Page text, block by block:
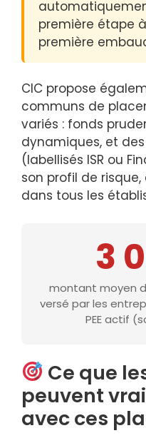
première étape
première
CIC propose
communs de
variés : fonds
dynamiques, et
(labellisés ISR ou
son profil de
dans tous les
3
montant moyen
versé par les
PEE actif
Ce que
peuvent
avec ces